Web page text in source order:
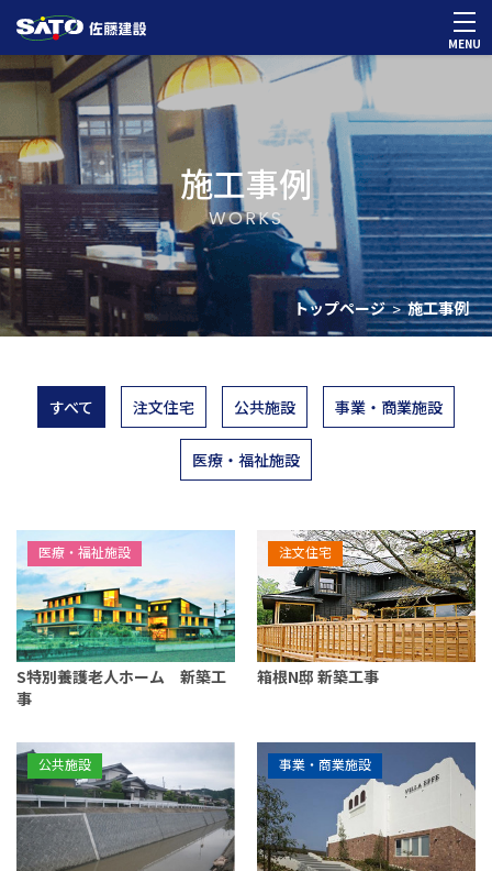
MENU
施工事例
WORKS
トップページ > 施工事例
すべて 注文住宅 公共施設 事業・商業施設
医療・福祉施設
医療・福祉施設
S特別養護老人ホーム 新築工
事
注文住宅
箱根N邸 新築工事
公共施設 事業・商業施設